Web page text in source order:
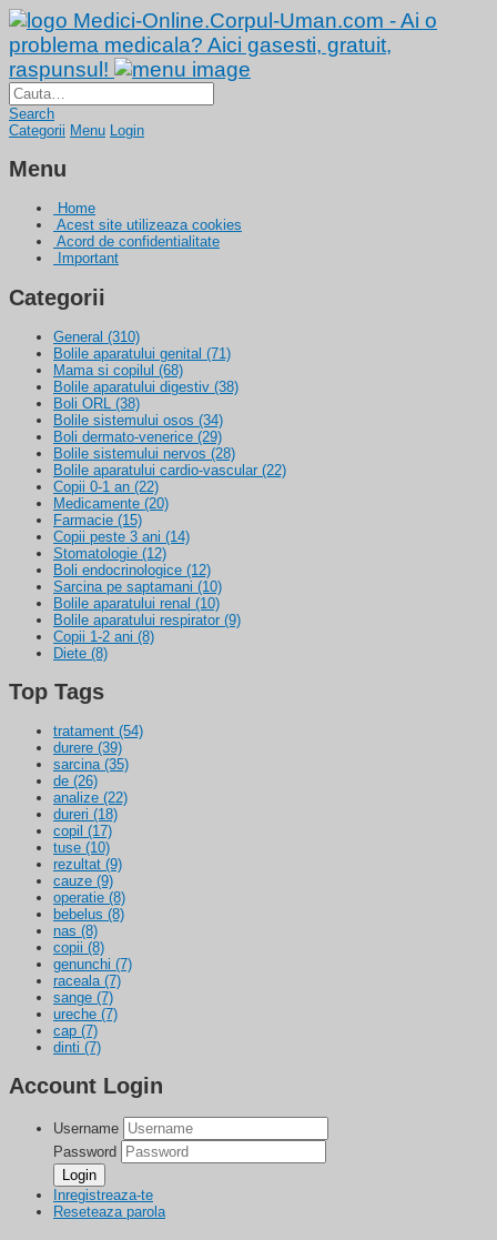
Medici-Online.Corpul-Uman.com - Ai o
problema medicala? Aici gasesti, gratuit,
raspunsul!
Search
Categorii Menu Login
Menu
Home
Acest site utilizeaza cookies
Acord de confidentialitate
Important
Categorii
General (310)
Bolile aparatului genital (71)
Mama si copilul (68)
Bolile aparatului digestiv (38)
Boli ORL (38)
Bolile sistemului osos (34)
Boli dermato-venerice (29)
Bolile sistemului nervos (28)
Bolile aparatului cardio-vascular (22)
Copii 0-1 an (22)
Medicamente (20)
Farmacie (15)
Copii peste 3 ani (14)
Stomatologie (12)
Boli endocrinologice (12)
Sarcina pe saptamani (10)
Bolile aparatului renal (10)
Bolile aparatului respirator (9)
Copii 1-2 ani (8)
Diete (8)
Top Tags
tratament (54)
durere (39)
sarcina (35)
de (26)
analize (22)
dureri (18)
copil (17)
tuse (10)
rezultat (9)
cauze (9)
operatie (8)
bebelus (8)
nas (8)
copii (8)
genunchi (7)
raceala (7)
sange (7)
ureche (7)
cap (7)
dinti (7)
Account Login
Username
Password
Inregistreaza-te
Reseteaza parola